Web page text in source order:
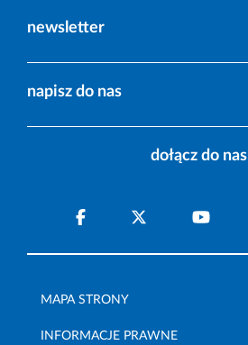
newsletter
napisz do nas
dołącz do nas
MAPA STRONY
INFORMACJE PRAWNE